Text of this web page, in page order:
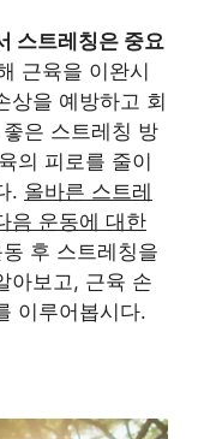
스트레칭은 중요
근육을 이완시
상을 예방하고 회
은 스트레칭 방
의 피로를 줄이
. 올바른 스트레
음 운동에 대한
동 후 스트레칭을
아보고, 근육 손
이루어봅시다.